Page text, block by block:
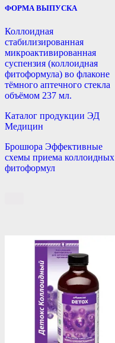
ФОРМА ВЫПУСКА
Коллоидная
стабилизированная
микроактивированная
суспензия (коллоидная
фитоформула) во флаконе
тёмного аптечного стекла
объёмом 237 мл.
Каталог продукции ЭД
Медицин
Брошюра Эффективные
схемы приема коллоидных
фитоформул